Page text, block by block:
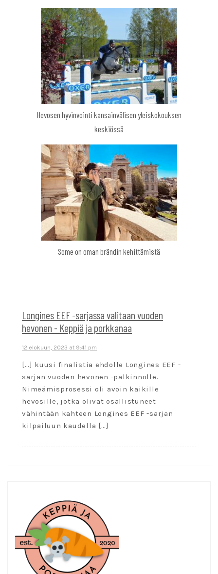
Hevosen hyvinvointi kansainvälisen yleiskokouksen
keskiössä
Some on oman brändin kehittämistä
Longines EEF -sarjassa valitaan vuoden
hevonen - Keppiä ja porkkanaa
12 elokuun, 2023 at 9:41 pm
[…] kuusi finalistia ehdolle Longines EEF -
sarjan vuoden hevonen -palkinnolle.
Nimeämisprosessi oli avoin kaikille
hevosille, jotka olivat osallistuneet
vähintään kahteen Longines EEF -sarjan
kilpailuun kaudella […]